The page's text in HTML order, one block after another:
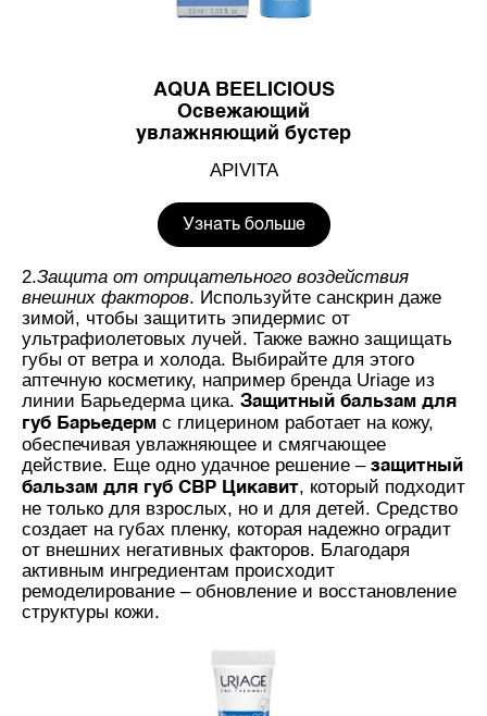
AQUA BEELICIOUS
Освежающий
увлажняющий бустер
APIVITA
Узнать больше
2.Защита от отрицательного воздействия
внешних факторов. Используйте санскрин даже
зимой, чтобы защитить эпидермис от
ультрафиолетовых лучей. Также важно защищать
губы от ветра и холода. Выбирайте для этого
аптечную косметику, например бренда Uriage из
линии Барьедерма цика. Защитный бальзам для
губ Барьедерм с глицерином работает на кожу,
обеспечивая увлажняющее и смягчающее
действие. Еще одно удачное решение – защитный
бальзам для губ СВР Цикавит, который подходит
не только для взрослых, но и для детей. Средство
создает на губах пленку, которая надежно оградит
от внешних негативных факторов. Благодаря
активным ингредиентам происходит
ремоделирование – обновление и восстановление
структуры кожи.